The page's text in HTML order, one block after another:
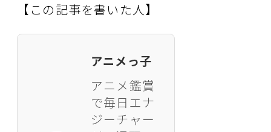
【この記事を書いた人】
アニメっ子
アニメ鑑賞
で毎日エナ
ジーチャー